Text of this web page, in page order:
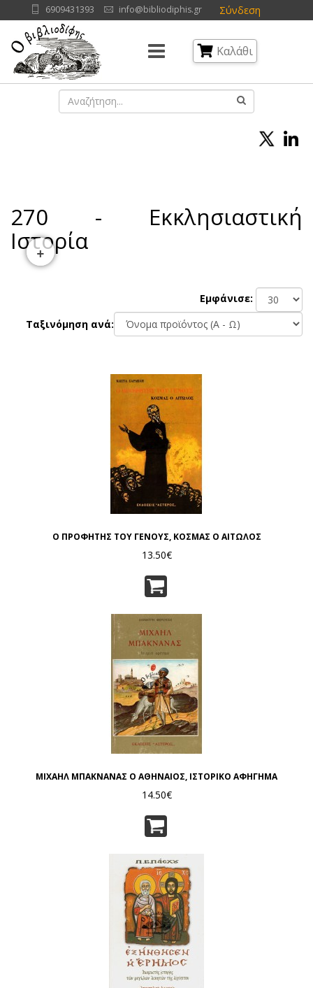
Σύνδεση
6909431393 info@bibliodiphis.gr
Καλάθι
270 - Εκκλησιαστική
Ιστορία
Εμφάνισε:
Ταξινόμηση ανά:
Ο ΠΡΟΦΗΤΗΣ ΤΟΥ ΓΕΝΟΥΣ, ΚΟΣΜΑΣ Ο ΑΙΤΩΛΟΣ
13.50€
ΜΙΧΑΗΛ ΜΠΑΚΝΑΝΑΣ Ο ΑΘΗΝΑΙΟΣ, ΙΣΤΟΡΙΚΟ ΑΦΗΓΗΜΑ
14.50€
+